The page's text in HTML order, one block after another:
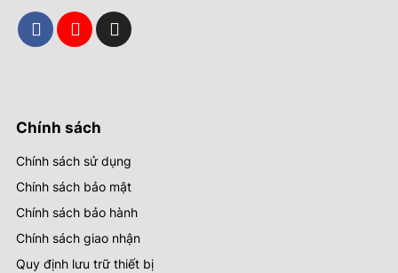
Chính sách
Chính sách sử dụng
Chính sách bảo mật
Chính sách bảo hành
Chính sách giao nhận
Quy định lưu trữ thiết bị